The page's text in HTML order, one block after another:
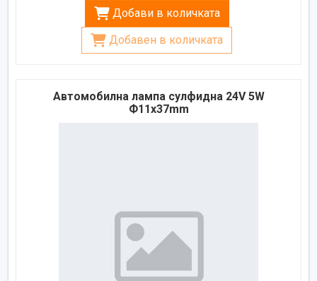
Добави в количката
Добавен в количката
Автомобилна лампа сулфидна 24V 5W
Ф11x37mm